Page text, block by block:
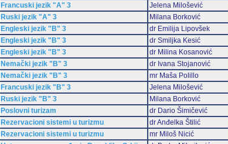
Francuski jezik "A" 3 Jelena Milošević
Ruski jezik "A" 3 Milana Borković
Engleski jezik "B" 3 dr Emilija Lipovšek
Engleski jezik "B" 3 dr Smiljka Kesić
Engleski jezik "B" 3 dr Milina Kosanović
Nemački jezik "B" 3 dr Ivana Stojanović
Nemački jezik "B" 3 mr Maša Polillo
Francuski jezik "B" 3 Jelena Milošević
Ruski jezik "B" 3 Milana Borković
Poslovni turizam dr Dario Šimičević
Rezervacioni sistemi u turizmu dr Anđelka Štilić
Rezervacioni sistemi u turizmu mr Miloš Nicić